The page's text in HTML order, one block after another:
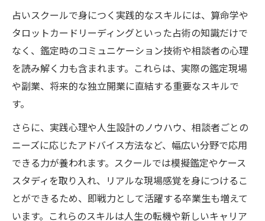
占いスクールで身につく実践的なスキルには、算命学や
タロットカードリーディングといった占術の知識だけで
なく、鑑定時のコミュニケーション技術や相談者の心理
を読み解く力も含まれます。これらは、実際の鑑定現場
や副業、将来的な独立開業に直結する重要なスキルで
す。
さらに、実践心理や人生設計のノウハウ、相談者ごとの
ニーズに応じたアドバイス方法など、幅広い分野で応用
できる力が養われます。スクールでは模擬鑑定やケース
スタディを取り入れ、リアルな現場感覚を身につけるこ
とができるため、即戦力として活躍する卒業生も増えて
います。これらのスキルは人生の転機や新しいキャリア